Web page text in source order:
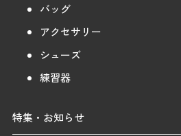
バッグ
アクセサリー
シューズ
練習器
特集・お知らせ